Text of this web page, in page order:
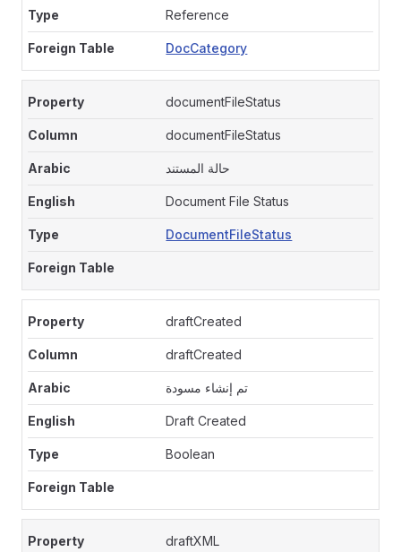
Reference
DocCategory
documentFileStatus
documentFileStatus
حالة المستند
Document File Status
DocumentFileStatus
draftCreated
draftCreated
تم إنشاء مسودة
Draft Created
Boolean
draftXML